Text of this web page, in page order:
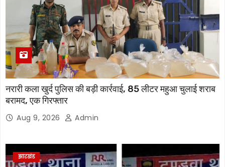
नरारी कला खुर्द पुलिस की बड़ी कार्रवाई, 85 लीटर महुआ चुलाई शराब
बरामद, एक गिरफ्तार
Aug 9, 2026 Admin
झारखंड